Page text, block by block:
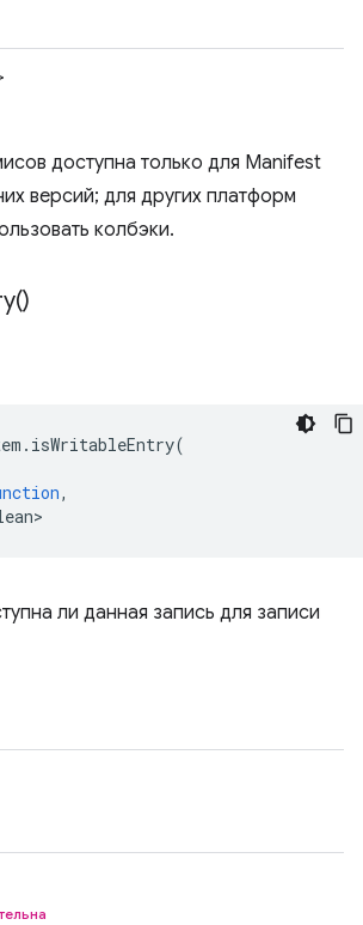
доступна только для Manifest
версий; для других платформ
колбэки.
)
. isWritableEntry(
,
ли данная запись для записи